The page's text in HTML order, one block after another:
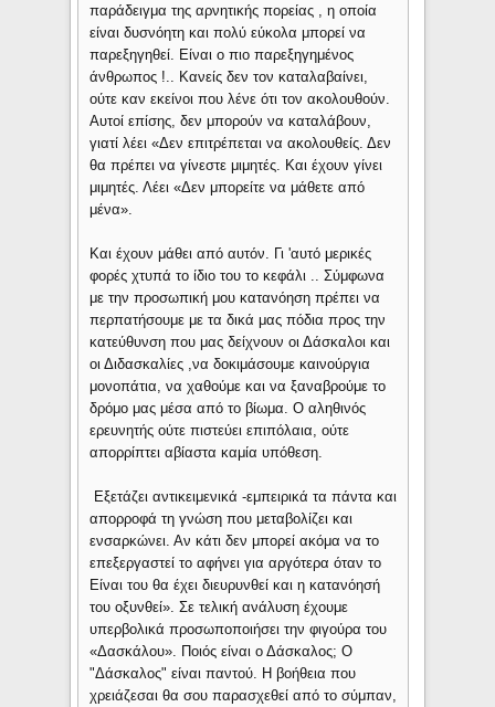
παράδειγμα της αρνητικής πορείας , η οποία
είναι δυσνόητη και πολύ εύκολα μπορεί να
παρεξηγηθεί. Είναι ο πιο παρεξηγημένος
άνθρωπος !.. Κανείς δεν τον καταλαβαίνει,
ούτε καν εκείνοι που λένε ότι τον ακολουθούν.
Αυτοί επίσης, δεν μπορούν να καταλάβουν,
γιατί λέει «Δεν επιτρέπεται να ακολουθείς. Δεν
θα πρέπει να γίνεστε μιμητές. Και έχουν γίνει
μιμητές. Λέει «Δεν μπορείτε να μάθετε από
μένα».
Και έχουν μάθει από αυτόν. Γι 'αυτό μερικές
φορές χτυπά το ίδιο του το κεφάλι .. Σύμφωνα
με την προσωπική μου κατανόηση πρέπει να
περπατήσουμε με τα δικά μας πόδια προς την
κατεύθυνση που μας δείχνουν οι Δάσκαλοι και
οι Διδασκαλίες ,να δοκιμάσουμε καινούργια
μονοπάτια, να χαθούμε και να ξαναβρούμε το
δρόμο μας μέσα από το βίωμα. Ο αληθινός
ερευνητής ούτε πιστεύει επιπόλαια, ούτε
απορρίπτει αβίαστα καμία υπόθεση.
Εξετάζει αντικειμενικά -εμπειρικά τα πάντα και
απορροφά τη γνώση που μεταβολίζει και
ενσαρκώνει. Αν κάτι δεν μπορεί ακόμα να το
επεξεργαστεί το αφήνει για αργότερα όταν το
Είναι του θα έχει διευρυνθεί και η κατανόησή
του οξυνθεί». Σε τελική ανάλυση έχουμε
υπερβολικά προσωποποιήσει την φιγούρα του
«Δασκάλου». Ποιός είναι ο Δάσκαλος; Ο
"Δάσκαλος" είναι παντού. Η βοήθεια που
χρειάζεσαι θα σου παρασχεθεί από το σύμπαν,